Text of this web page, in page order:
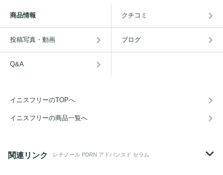
商品情報 クチコミ
投稿写真・動画 ブログ
Q&A
イニスフリーのTOPへ
イニスフリーの商品一覧へ
関連リンク レチノール PDRN アドバンスド セラム